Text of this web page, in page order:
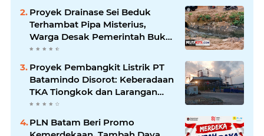
Proyek Drainase Sei Beduk
Terhambat Pipa Misterius,
Warga Desak Pemerintah Buka
Hasil Uji Sampel Air
Proyek Pembangkit Listrik PT
Batamindo Disorot: Keberadaan
TKA Tiongkok dan Larangan
Liputan Wartawan Jadi
PLN Batam Beri Promo